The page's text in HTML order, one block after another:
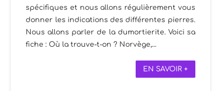
spécifiques et nous allons régulièrement vous
donner les indications des différentes pierres.
Nous allons parler de la dumortierite. Voici sa
fiche : Où la trouve-t-on ? Norvège,...
EN SAVOIR +